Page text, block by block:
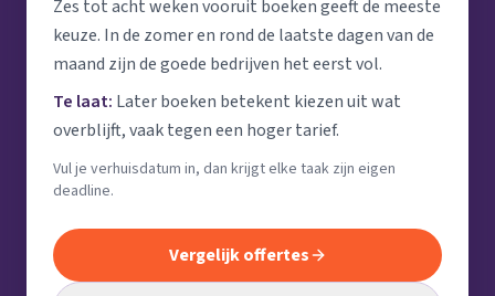
Zes tot acht weken vooruit boeken geeft de meeste
keuze. In de zomer en rond de laatste dagen van de
maand zijn de goede bedrijven het eerst vol.
Te laat: Later boeken betekent kiezen uit wat
overblijft, vaak tegen een hoger tarief.
Vul je verhuisdatum in, dan krijgt elke taak zijn eigen
deadline.
Vergelijk offertes